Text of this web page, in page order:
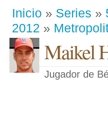
Inicio » Series »
2012 »
Maikel
Jugador de